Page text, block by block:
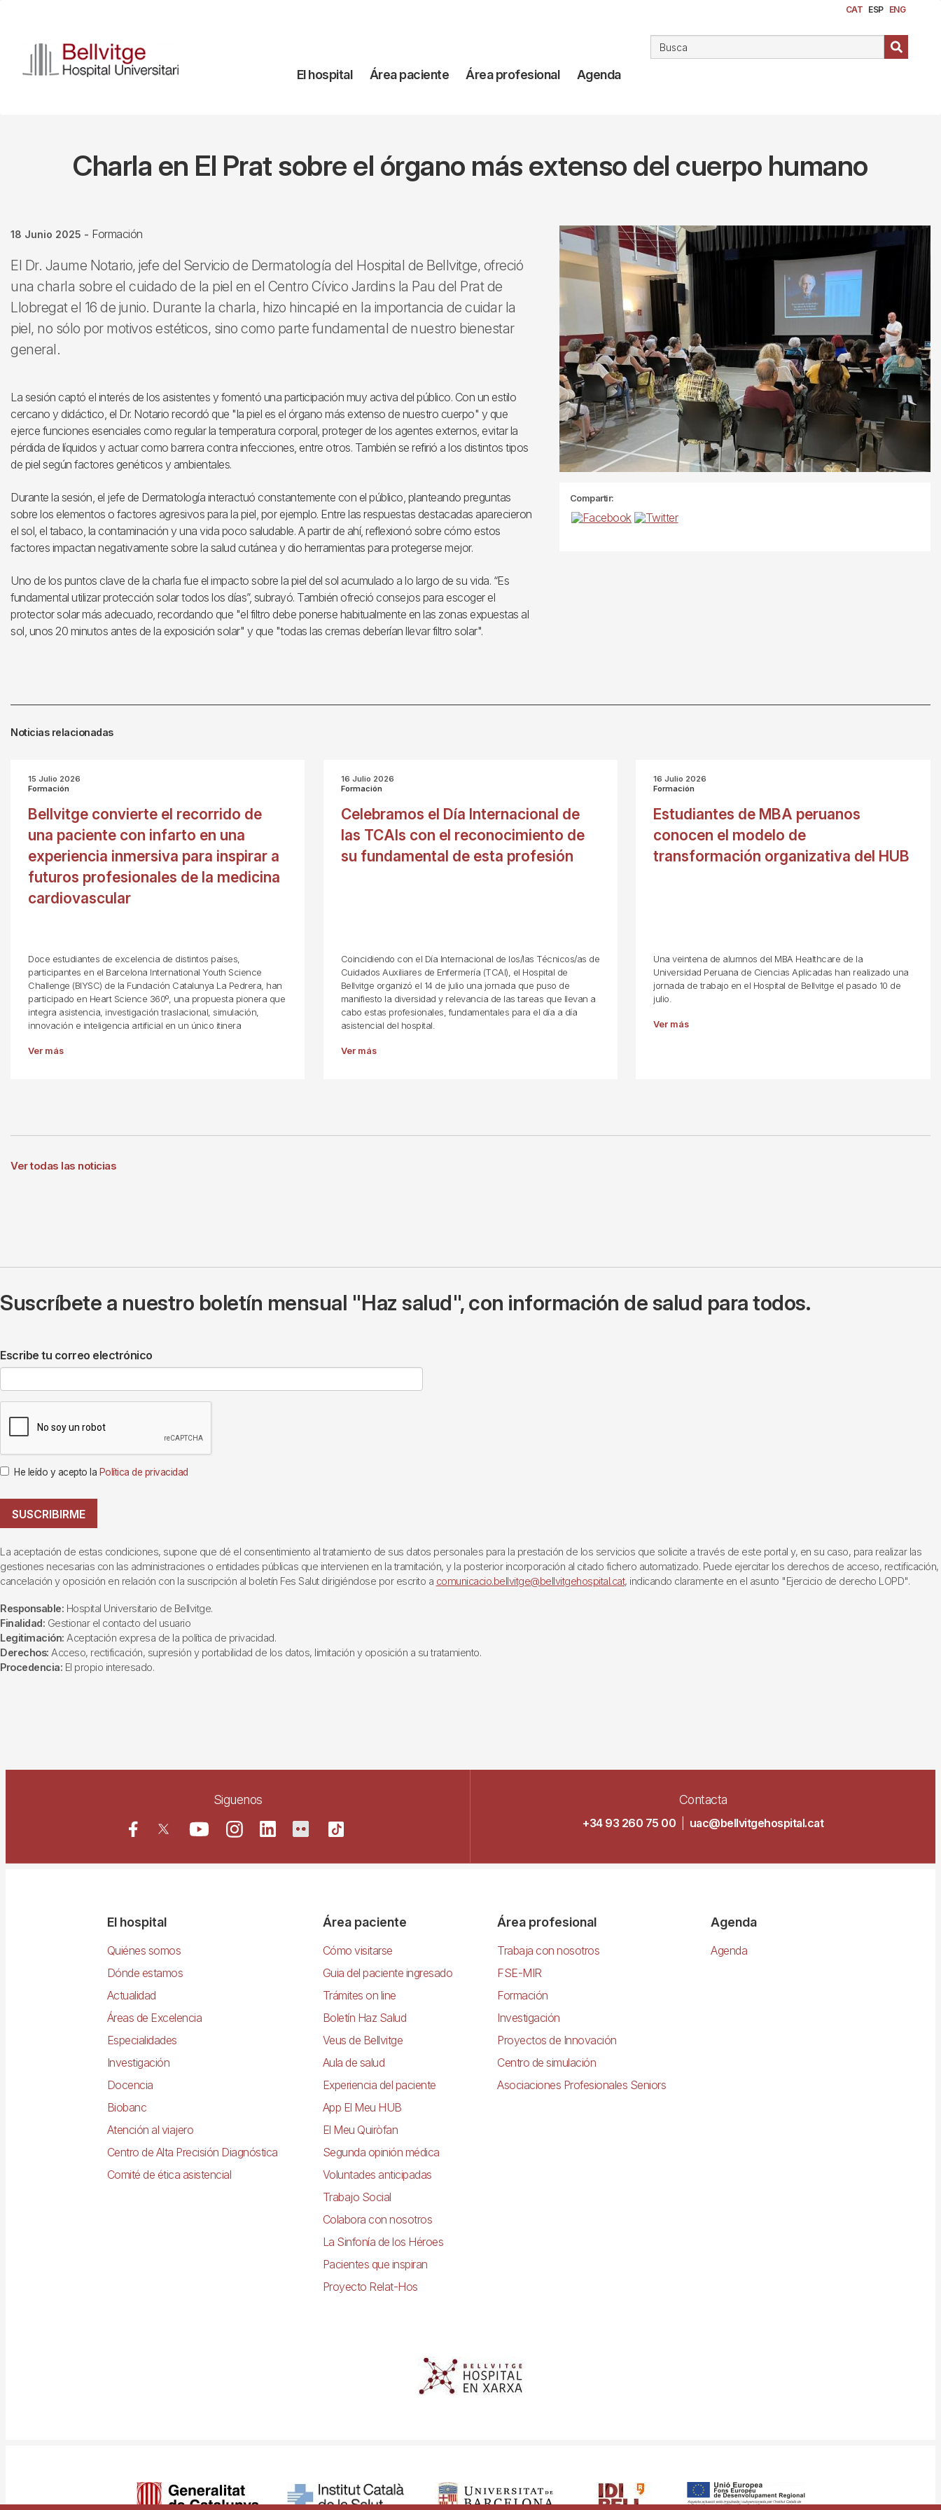
contenido
principal
CAT ESP ENG
Navegación
El hospital Área paciente Área profesional Agenda
Charla en El Prat sobre el órgano más extenso del cuerpo humano
18 Junio 2025 - Formación
El Dr. Jaume Notario, jefe del Servicio de Dermatología del Hospital de Bellvitge, ofreció
una charla sobre el cuidado de la piel en el Centro Cívico Jardins la Pau del Prat de
Llobregat el 16 de junio. Durante la charla, hizo hincapié en la importancia de cuidar la
piel, no sólo por motivos estéticos, sino como parte fundamental de nuestro bienestar
general.
La sesión captó el interés de los asistentes y fomentó una participación muy activa del público. Con un estilo
cercano y didáctico, el Dr. Notario recordó que "la piel es el órgano más extenso de nuestro cuerpo" y que
ejerce funciones esenciales como regular la temperatura corporal, proteger de los agentes externos, evitar la
pérdida de líquidos y actuar como barrera contra infecciones, entre otros. También se refirió a los distintos tipos
de piel según factores genéticos y ambientales.
Durante la sesión, el jefe de Dermatología interactuó constantemente con el público, planteando preguntas
sobre los elementos o factores agresivos para la piel, por ejemplo. Entre las respuestas destacadas aparecieron
el sol, el tabaco, la contaminación y una vida poco saludable. A partir de ahí, reflexionó sobre cómo estos
factores impactan negativamente sobre la salud cutánea y dio herramientas para protegerse mejor.
Uno de los puntos clave de la charla fue el impacto sobre la piel del sol acumulado a lo largo de su vida. “Es
fundamental utilizar protección solar todos los días”, subrayó. También ofreció consejos para escoger el
protector solar más adecuado, recordando que "el filtro debe ponerse habitualmente en las zonas expuestas al
sol, unos 20 minutos antes de la exposición solar" y que "todas las cremas deberían llevar filtro solar".
Compartir:
Noticias relacionadas
15 Julio 2026
Formación
Bellvitge convierte el recorrido de
una paciente con infarto en una
experiencia inmersiva para inspirar a
futuros profesionales de la medicina
cardiovascular
Doce estudiantes de excelencia de distintos países,
participantes en el Barcelona International Youth Science
Challenge (BIYSC) de la Fundación Catalunya La Pedrera, han
participado en Heart Science 360º, una propuesta pionera que
integra asistencia, investigación traslacional, simulación,
innovación e inteligencia artificial en un único itinera
Ver más
16 Julio 2026
Formación
Celebramos el Día Internacional de
las TCAIs con el reconocimiento de
su fundamental de esta profesión
Coincidiendo con el Día Internacional de los/las Técnicos/as de
Cuidados Auxiliares de Enfermería (TCAI), el Hospital de
Bellvitge organizó el 14 de julio una jornada que puso de
manifiesto la diversidad y relevancia de las tareas que llevan a
cabo estas profesionales, fundamentales para el día a día
asistencial del hospital.
Ver más
16 Julio 2026
Formación
Estudiantes de MBA peruanos
conocen el modelo de
transformación organizativa del HUB
Una veintena de alumnos del MBA Healthcare de la
Universidad Peruana de Ciencias Aplicadas han realizado una
jornada de trabajo en el Hospital de Bellvitge el pasado 10 de
julio.
Ver más
Ver todas las noticias
Suscríbete a nuestro boletín mensual "Haz salud", con información de salud para todos.
Escribe tu correo electrónico
He leído y acepto la Política de privacidad
SUSCRIBIRME
La aceptación de estas condiciones, supone que dé el consentimiento al tratamiento de sus datos personales para la prestación de los servicios que solicite a través de este portal y, en su caso, para realizar las
gestiones necesarias con las administraciones o entidades públicas que intervienen en la tramitación, y la posterior incorporación al citado fichero automatizado. Puede ejercitar los derechos de acceso, rectificación,
cancelación y oposición en relación con la suscripción al boletín Fes Salut dirigiéndose por escrito a comunicacio.bellvitge@bellvitgehospital.cat, indicando claramente en el asunto "Ejercicio de derecho LOPD".
Responsable: Hospital Universitario de Bellvitge.
Finalidad: Gestionar el contacto del usuario
Legitimación: Aceptación expresa de la política de privacidad.
Derechos: Acceso, rectificación, supresión y portabilidad de los datos, limitación y oposición a su tratamiento.
Procedencia: El propio interesado.
Siguenos Contacta
+34 93 260 75 00 uac@bellvitgehospital.cat
NavegacióEl hospital
Quiénes somos
Dónde estamos
Actualidad
Áreas de Excelencia
Especialidades
Investigación
Docencia
Biobanc
Atención al viajero
Centro de Alta Precisión Diagnóstica
Comité de ética asistencial
Área paciente
Cómo visitarse
Guia del paciente ingresado
Trámites on line
Boletín Haz Salud
Veus de Bellvitge
Aula de salud
Experiencia del paciente
App El Meu HUB
El Meu Quiròfan
Segunda opinión médica
Voluntades anticipadas
Trabajo Social
Colabora con nosotros
La Sinfonía de los Héroes
Pacientes que inspiran
Proyecto Relat-Hos
Área profesional
Trabaja con nosotros
FSE-MIR
Formación
Investigación
Proyectos de Innovación
Centro de simulación
Asociaciones Profesionales Seniors
Agenda
Agenda